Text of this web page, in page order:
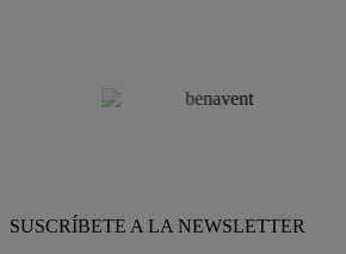
SUSCRÍBETE A LA NEWSLETTER